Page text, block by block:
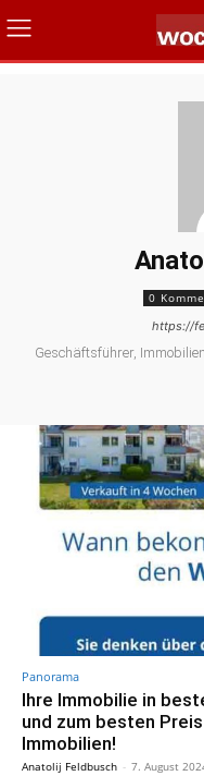
0
https://
Geschäftsführer,
Panorama
Ihre Immobilie in
und zum besten
Immobilien!
Anatolij Feldbusch - 7. August